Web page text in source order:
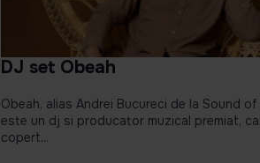
DJ set Obeah
Obeah, alias Andrei Bucureci de la Sound
este un dj si producator muzical premiat,
copert...